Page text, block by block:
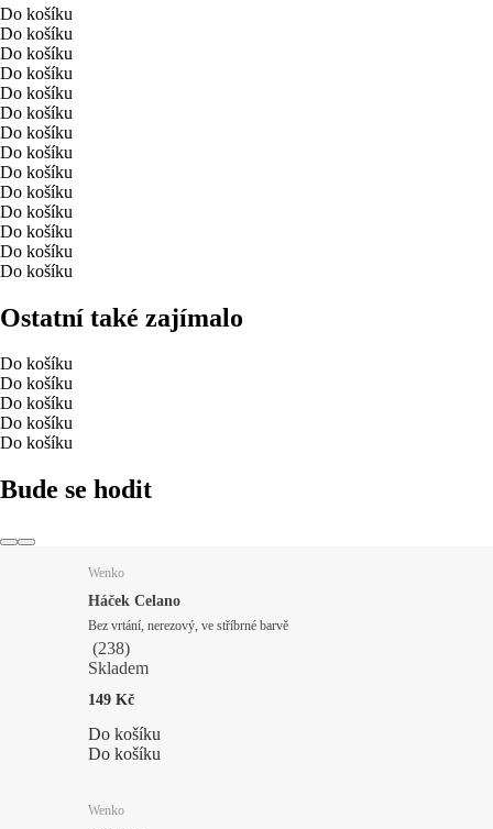
Do košíku
Do košíku
Do košíku
Do košíku
Do košíku
Do košíku
Do košíku
Do košíku
Do košíku
Do košíku
Do košíku
Do košíku
Do košíku
Do košíku
Ostatní také zajímalo
Do košíku
Do košíku
Do košíku
Do košíku
Do košíku
Bude se hodit
Wenko
Háček Celano
Bez vrtání, nerezový, ve stříbrné barvě
(238)
Skladem
149 Kč
Do košíku
Do košíku
Wenko